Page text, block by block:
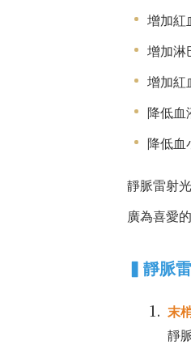
增加紅
增加淋
增加紅
降低血
降低血
靜脈雷射
廣為喜愛
靜脈
末
靜